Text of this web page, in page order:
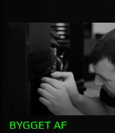
BYGGET AF